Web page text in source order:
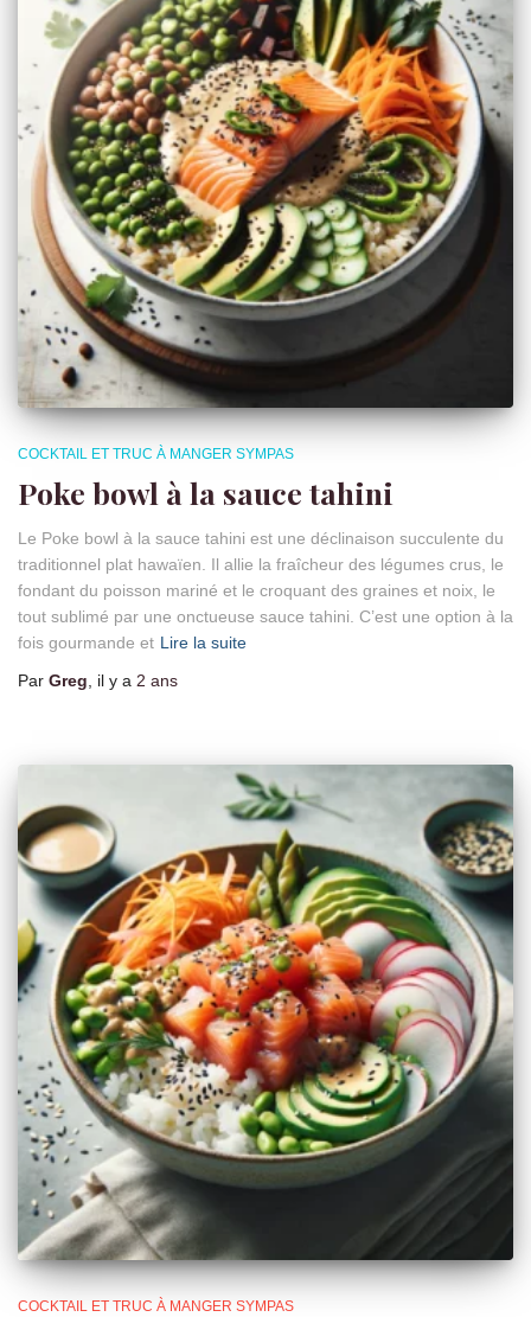
COCKTAIL ET TRUC À MANGER SYMPAS
Poke bowl à la sauce tahini
Le Poke bowl à la sauce tahini est une déclinaison succulente du
traditionnel plat hawaïen. Il allie la fraîcheur des légumes crus, le
fondant du poisson mariné et le croquant des graines et noix, le
tout sublimé par une onctueuse sauce tahini. C’est une option à la
fois gourmande et Lire la suite
Par Greg, il y a 2 ans
COCKTAIL ET TRUC À MANGER SYMPAS